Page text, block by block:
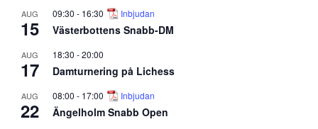
AUG
15
09:30 - 16:30 Inbjudan
Västerbottens Snabb-DM
AUG
17
18:30 -20:00
Damturnering på Lichess
AUG
22
08:00 - 17:00 Inbjudan
Ängelholm Snabb Open